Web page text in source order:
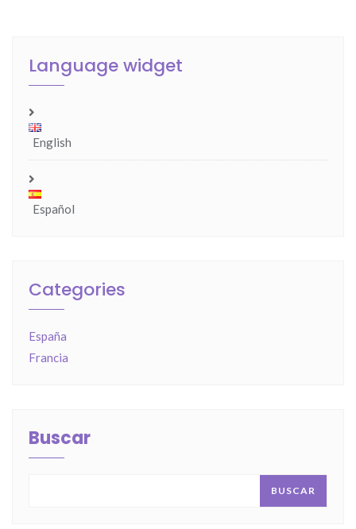
Language widget
English
Español
Categories
España
Francia
Buscar
BUSCAR